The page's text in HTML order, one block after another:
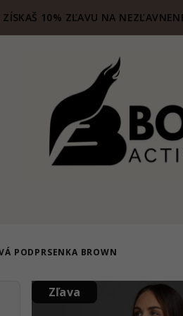
10% ZĽAVU NA
PODPRSENKA BROWN
Zľava